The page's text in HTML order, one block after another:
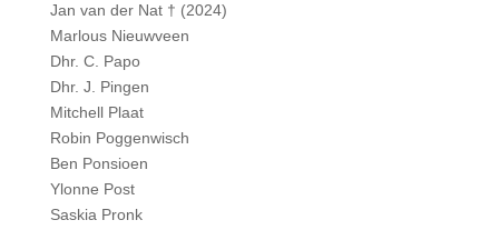
Jan van der Nat † (2024)
Marlous Nieuwveen
Dhr. C. Papo
Dhr. J. Pingen
Mitchell Plaat
Robin Poggenwisch
Ben Ponsioen
Ylonne Post
Saskia Pronk